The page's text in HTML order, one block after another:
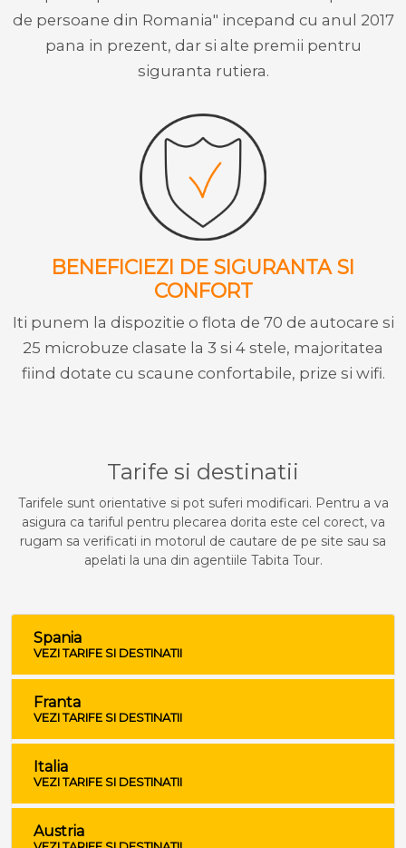
de persoane din Romania" incepand cu anul 2017
pana in prezent, dar si alte premii pentru
siguranta rutiera.
BENEFICIEZI DE SIGURANTA SI
CONFORT
Iti punem la dispozitie o flota de 70 de autocare si
25 microbuze clasate la 3 si 4 stele, majoritatea
fiind dotate cu scaune confortabile, prize si wifi.
Tarife si destinatii
Tarifele sunt orientative si pot suferi modificari. Pentru a va
asigura ca tariful pentru plecarea dorita este cel corect, va
rugam sa verificati in motorul de cautare de pe site sau sa
apelati la una din agentiile Tabita Tour.
Spania
VEZI TARIFE SI DESTINATII
Franta
VEZI TARIFE SI DESTINATII
Italia
VEZI TARIFE SI DESTINATII
Austria